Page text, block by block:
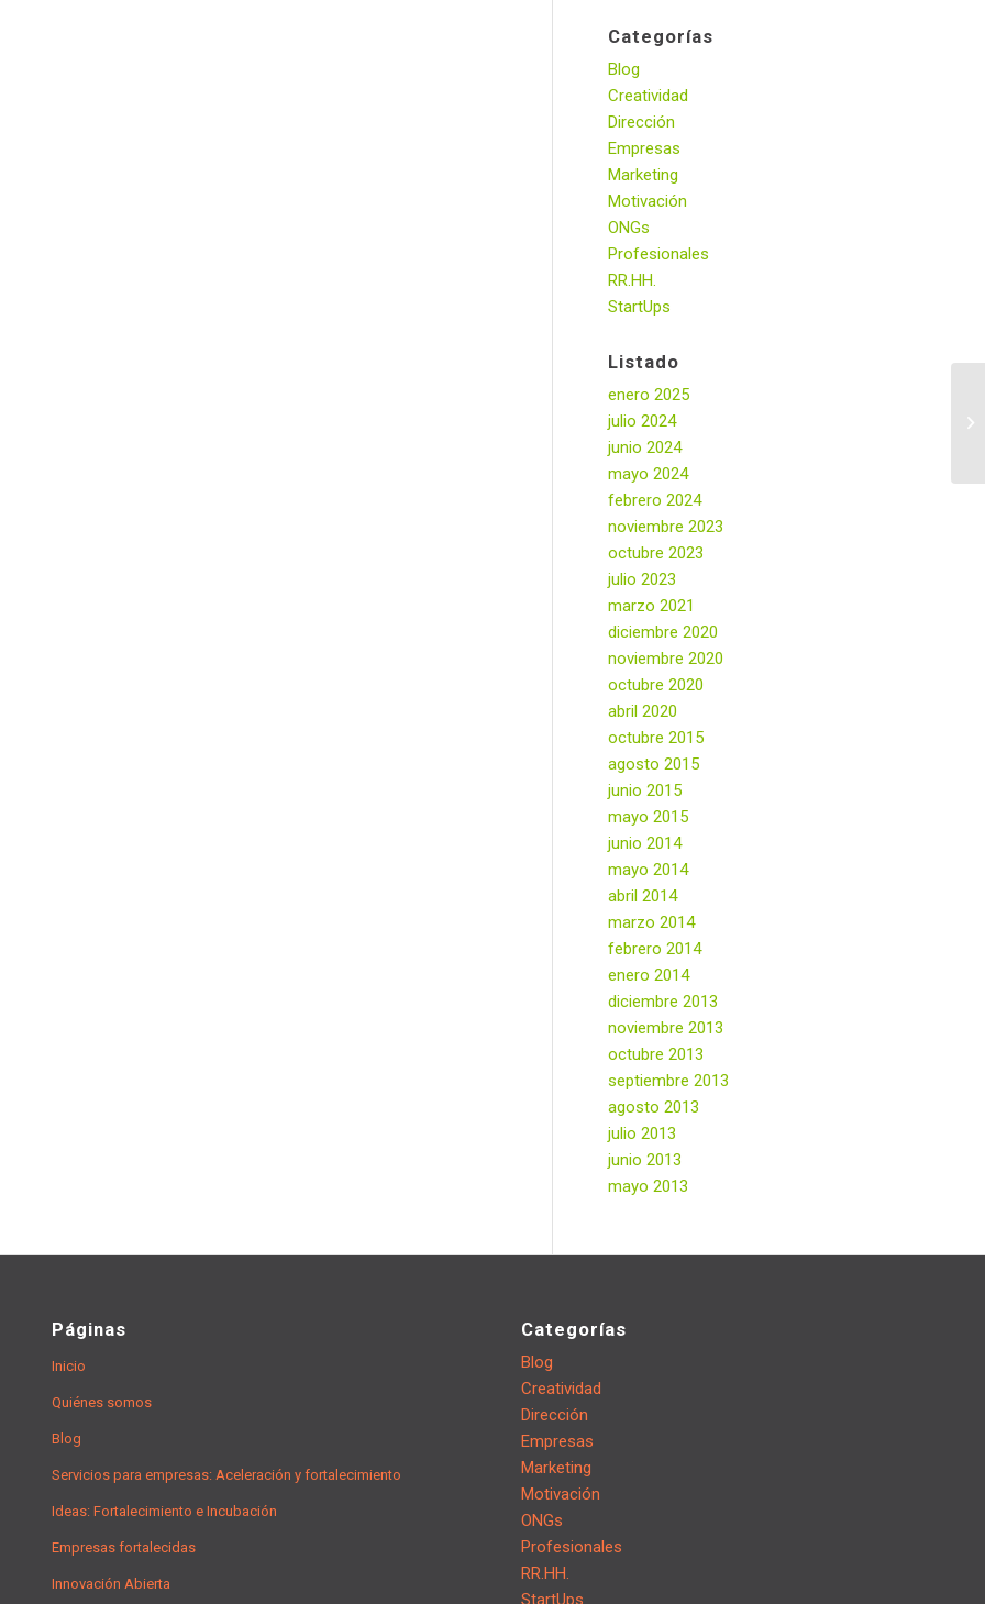
Categorías
Blog
Creatividad
Dirección
Empresas
Marketing
Motivación
ONGs
Profesionales
RR.HH.
StartUps
Listado
enero 2025
julio 2024
junio 2024
mayo 2024
febrero 2024
noviembre 2023
octubre 2023
julio 2023
marzo 2021
diciembre 2020
noviembre 2020
octubre 2020
abril 2020
octubre 2015
agosto 2015
junio 2015
mayo 2015
junio 2014
mayo 2014
abril 2014
marzo 2014
febrero 2014
enero 2014
diciembre 2013
noviembre 2013
octubre 2013
septiembre 2013
agosto 2013
julio 2013
junio 2013
mayo 2013
Páginas
Inicio
Quiénes somos
Blog
Servicios para empresas: Aceleración y fortalecimiento
Ideas: Fortalecimiento e Incubación
Empresas fortalecidas
Innovación Abierta
Categorías
Blog
Creatividad
Dirección
Empresas
Marketing
Motivación
ONGs
Profesionales
RR.HH.
StartUps